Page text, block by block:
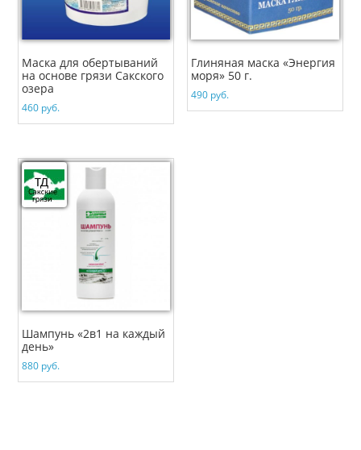
Маска для обертываний
на основе грязи Сакского
озера
460 руб.
Глиняная маска «Энергия
моря» 50 г.
490 руб.
Шампунь «2в1 на каждый
день»
880 руб.